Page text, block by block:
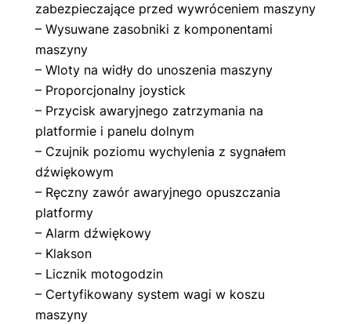
zabezpieczające przed wywróceniem maszyny
– Wysuwane zasobniki z komponentami
maszyny
– Wloty na widły do unoszenia maszyny
– Proporcjonalny joystick
– Przycisk awaryjnego zatrzymania na
platformie i panelu dolnym
– Czujnik poziomu wychylenia z sygnałem
dźwiękowym
– Ręczny zawór awaryjnego opuszczania
platformy
– Alarm dźwiękowy
– Klakson
– Licznik motogodzin
– Certyfikowany system wagi w koszu
maszyny